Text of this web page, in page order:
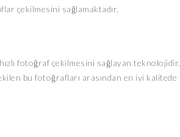
çekilmesini sağlamaktadır.
fotoğraf çekilmesini sağlayan teknolojidir.
bu fotoğrafları arasından en iyi kalitede